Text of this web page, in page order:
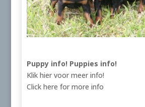
Puppy info! Puppies info!
Klik hier voor meer info!
Click here for more info